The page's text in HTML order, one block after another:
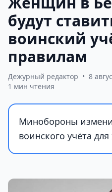
будут
воинский
правилам
Дежурный редактор • 8
1 мин чтения
Минобороны
воинского учёта